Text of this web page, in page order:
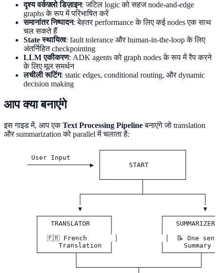
दृश्य वर्कफ़्लो डिज़ाइन: जटिल logic को सहज node-and-edge
graphs के रूप में परिभाषित करें
समानांतर निष्पादन: बेहतर performance के लिए कई nodes एक साथ
चल सकते हैं
State स्थायित्व: fault tolerance और human-in-the-loop के लिए
अंतर्निहित checkpointing
LLM एकीकरण: ADK agents को graph nodes के रूप में रैप करने
के लिए मूल समर्थन
लचीली रूटिंग: static edges, conditional routing, और dynamic
decision making
आप क्या बनाएंगे
इस गाइड में, आप एकText Processing Pipelineबनाएंगे जो translation
और summarization को parallel में चलाता है:
                        ┌─────────────────────┐
       User Input       │                     │
      ────────────────▶ │       START         │
                        └──────────┬──────────┘
                   ┌───────────────┴───────────────┐
                   ▼                               ▼
┌──────────────────┐
│   TRANSLATOR     │            │   SUMMARIZER
│  🇫🇷 French       │            │  📝 One
│     Translation  │            │     Summary
└─────────┬────────┘
                  └───────────────┬───────────────┘